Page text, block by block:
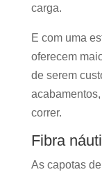
carga.
E com uma
oferecem
de serem
correr.
Fibra
As capotas